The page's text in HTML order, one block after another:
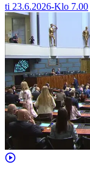
ti 23.6.2026-Klo 7.00